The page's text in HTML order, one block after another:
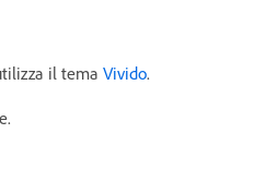
il tema Vivido.